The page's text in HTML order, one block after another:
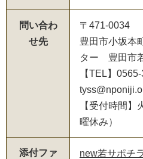
問い合わ
せ先
〒471-0034
豊田市小坂本
ター 豊田市
【TEL】
【受付時間
曜休み）
添付ファ
new若サポチ